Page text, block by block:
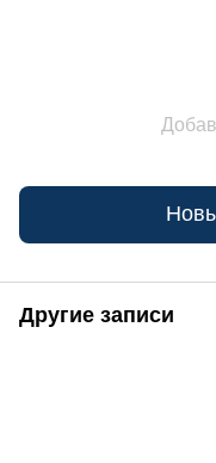
Другие записи